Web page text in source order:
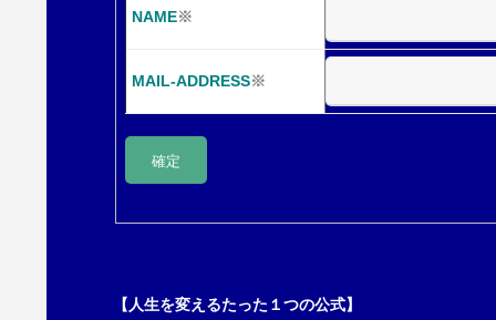
NAME※
MAIL-ADDRESS※
【人生を変えるたった１つの公式】